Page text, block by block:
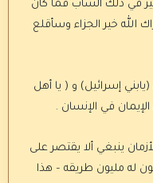
في ذلك الشاب فما كان
الله خير الجزاء وسأقلع
إسرائيل) و ( يا أهل
في الإنسان .
ينبغي ألا يقتصر على
له مليون طريقه – هذا